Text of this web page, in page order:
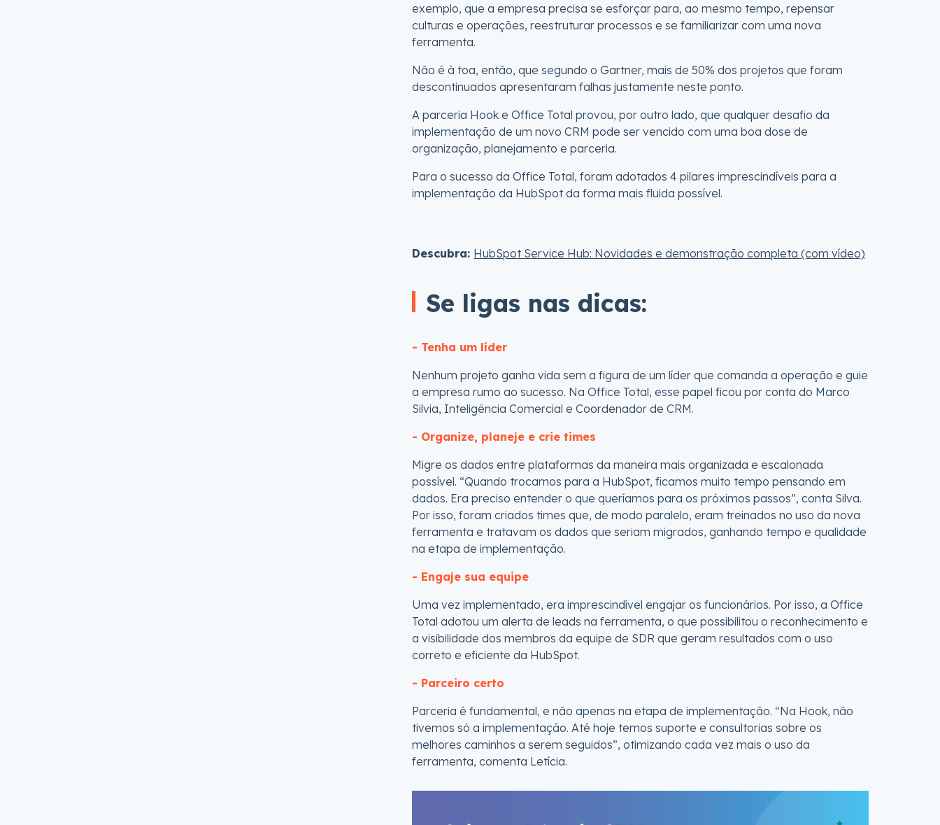
exemplo, que a empresa precisa se esforçar para, ao mesmo tempo, repensar
culturas e operações, reestruturar processos e se familiarizar com uma nova
ferramenta.
Não é à toa, então, que segundo o Gartner, mais de 50% dos projetos que foram
descontinuados apresentaram falhas justamente neste ponto.
A parceria Hook e Office Total provou, por outro lado, que qualquer desafio da
implementação de um novo CRM pode ser vencido com uma boa dose de
organização, planejamento e parceria.
Para o sucesso da Office Total, foram adotados 4 pilares imprescindíveis para a
implementação da HubSpot da forma mais fluida possível.
Descubra: HubSpot Service Hub: Novidades e demonstração completa (com vídeo)
Se ligas nas dicas:
- Tenha um líder
Nenhum projeto ganha vida sem a figura de um líder que comanda a operação e guie
a empresa rumo ao sucesso. Na Office Total, esse papel ficou por conta do Marco
Silvia, Inteligência Comercial e Coordenador de CRM.
- Organize, planeje e crie times
Migre os dados entre plataformas da maneira mais organizada e escalonada
possível. “Quando trocamos para a HubSpot, ficamos muito tempo pensando em
dados. Era preciso entender o que queríamos para os próximos passos”, conta Silva.
Por isso, foram criados times que, de modo paralelo, eram treinados no uso da nova
ferramenta e tratavam os dados que seriam migrados, ganhando tempo e qualidade
na etapa de implementação.
- Engaje sua equipe
Uma vez implementado, era imprescindível engajar os funcionários. Por isso, a Office
Total adotou um alerta de leads na ferramenta, o que possibilitou o reconhecimento e
a visibilidade dos membros da equipe de SDR que geram resultados com o uso
correto e eficiente da HubSpot.
- Parceiro certo
Parceria é fundamental, e não apenas na etapa de implementação. “Na Hook, não
tivemos só a implementação. Até hoje temos suporte e consultorias sobre os
melhores caminhos a serem seguidos”, otimizando cada vez mais o uso da
ferramenta, comenta Letícia.